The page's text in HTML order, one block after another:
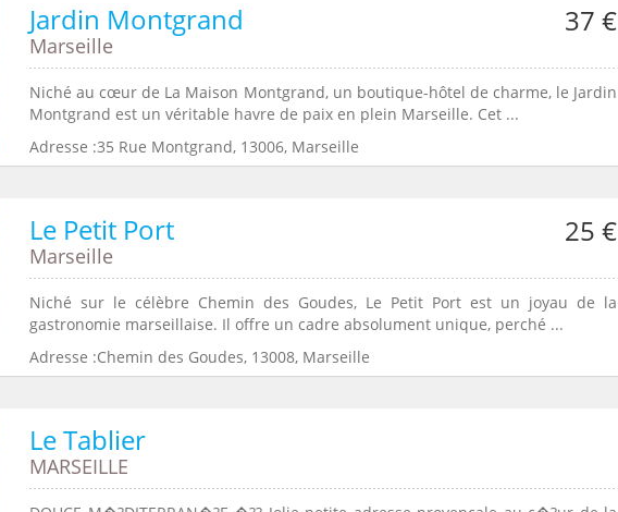
Jardin Montgrand 37 €
Marseille
Niché au cœur de La Maison Montgrand, un boutique-hôtel de charme, le Jardin
Montgrand est un véritable havre de paix en plein Marseille. Cet ...
Adresse :35 Rue Montgrand, 13006, Marseille
Le Petit Port 25 €
Marseille
Niché sur le célèbre Chemin des Goudes, Le Petit Port est un joyau de la
gastronomie marseillaise. Il offre un cadre absolument unique, perché ...
Adresse :Chemin des Goudes, 13008, Marseille
Le Tablier
MARSEILLE